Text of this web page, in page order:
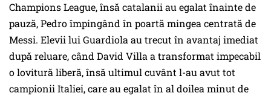
Champions League, însă catalanii au egalat înainte de
pauză, Pedro împingând în poartă mingea centrată de
Messi. Elevii lui Guardiola au trecut în avantaj imediat
după reluare, când David Villa a transformat impecabil
o lovitură liberă, însă ultimul cuvânt l-au avut tot
campionii Italiei, care au egalat în al doilea minut de